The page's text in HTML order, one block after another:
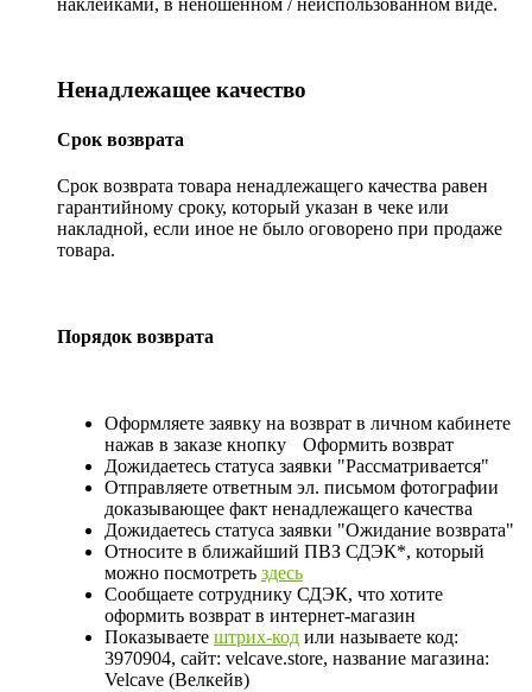
Ненадлежащее качество
Срок возврата
Срок возврата товара ненадлежащего качества равен
гарантийному сроку, который указан в чеке или
накладной, если иное не было оговорено при продаже
товара.
Порядок возврата
Оформляете заявку на возврат в личном кабинете
нажав в заказе кнопку
Оформить возврат
Дожидаетесь статуса заявки "Рассматривается"
Отправляете ответным эл. письмом фотографии
доказывающее факт ненадлежащего качества
Дожидаетесь статуса заявки "Ожидание возврата"
Относите в ближайший ПВЗ СДЭК*, который
можно посмотреть здесь
Сообщаете сотруднику СДЭК, что хотите
оформить возврат в интернет-магазин
Показываете штрих-код или называете код:
3970904, сайт: velcave.store, название магазина:
Velcave (Велкейв)